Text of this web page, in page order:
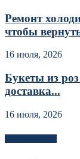
Ремонт
чтобы
16 июля, 2026
Букеты из
доставка...
16 июля, 2026